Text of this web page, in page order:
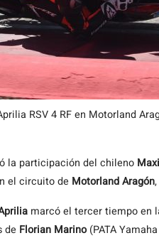
RSV 4 RF en Motorland
la participación del chileno
el circuito de Motorland Aragón
marcó el tercer tiempo en
de Florian Marino(PATA